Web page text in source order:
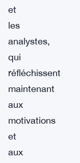
et
les
analystes,
qui
réfléchissent
maintenant
aux
motivations
et
aux